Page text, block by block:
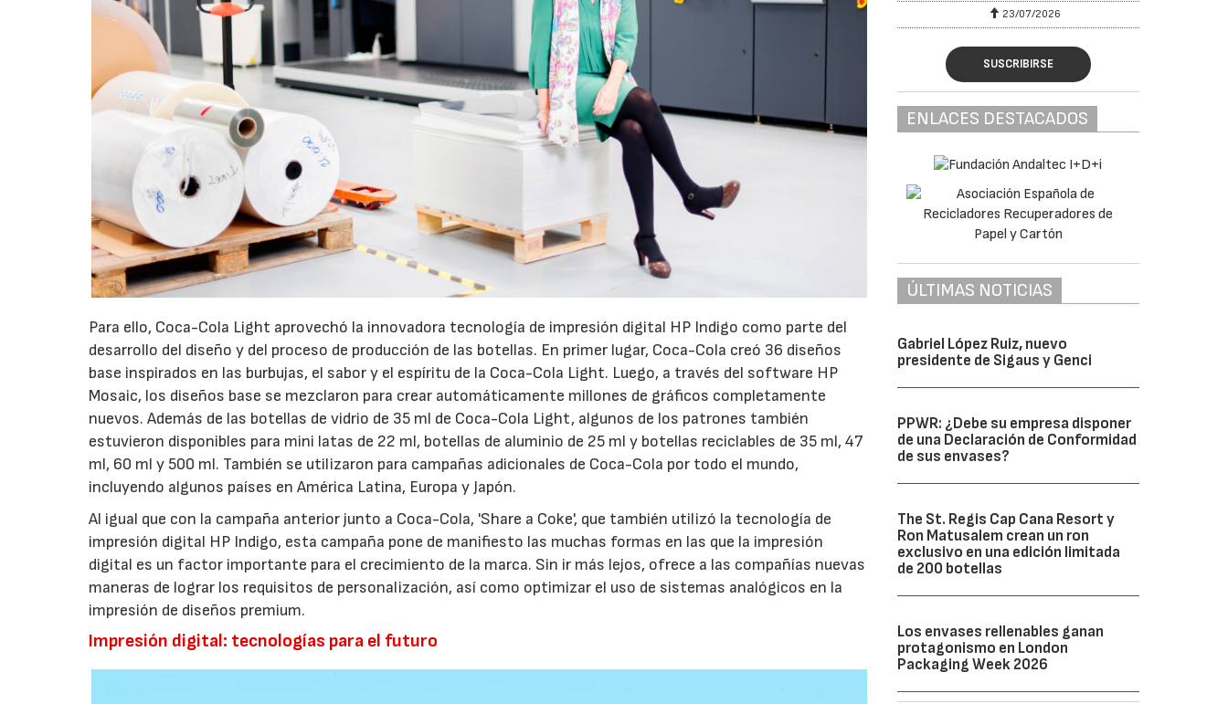
Para ello, Coca-Cola Light aprovechó la innovadora tecnología de impresión digital HP Indigo como parte del
desarrollo del diseño y del proceso de producción de las botellas. En primer lugar, Coca-Cola creó 36 diseños
base inspirados en las burbujas, el sabor y el espíritu de la Coca-Cola Light. Luego, a través del software HP
Mosaic, los diseños base se mezclaron para crear automáticamente millones de gráficos completamente
nuevos. Además de las botellas de vidrio de 35 ml de Coca-Cola Light, algunos de los patrones también
estuvieron disponibles para mini latas de 22 ml, botellas de aluminio de 25 ml y botellas reciclables de 35 ml, 47
ml, 60 ml y 500 ml. También se utilizaron para campañas adicionales de Coca-Cola por todo el mundo,
incluyendo algunos países en América Latina, Europa y Japón.
Al igual que con la campaña anterior junto a Coca-Cola, 'Share a Coke', que también utilizó la tecnología de
impresión digital HP Indigo, esta campaña pone de manifiesto las muchas formas en las que la impresión
digital es un factor importante para el crecimiento de la marca. Sin ir más lejos, ofrece a las compañías nuevas
maneras de lograr los requisitos de personalización, así como optimizar el uso de sistemas analógicos en la
impresión de diseños premium.
Impresión digital: tecnologías para el futuro
23/07/2026
SUSCRIBIRSE
ENLACES DESTACADOS
ÚLTIMAS NOTICIAS
Gabriel López Ruiz, nuevo
presidente de Sigaus y Genci
PPWR: ¿Debe su empresa disponer
de una Declaración de Conformidad
de sus envases?
The St. Regis Cap Cana Resort y
Ron Matusalem crean un ron
exclusivo en una edición limitada
de 200 botellas
Los envases rellenables ganan
protagonismo en London
Packaging Week 2026